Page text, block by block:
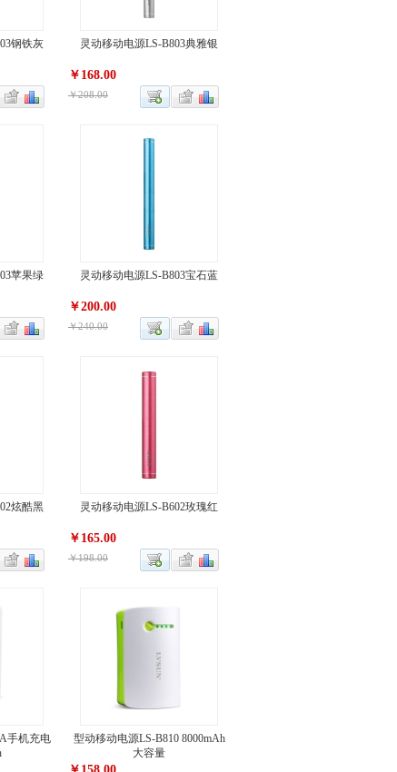
钢铁灰 灵动移动电源LS-B803典雅银
￥168.00
￥208.00
苹果绿 灵动移动电源LS-B803宝石蓝
￥200.00
￥240.00
炫酷黑 灵动移动电源LS-B602玫瑰红
￥165.00
￥198.00
手机充电
型动移动电源LS-B810 8000mAh
大容量